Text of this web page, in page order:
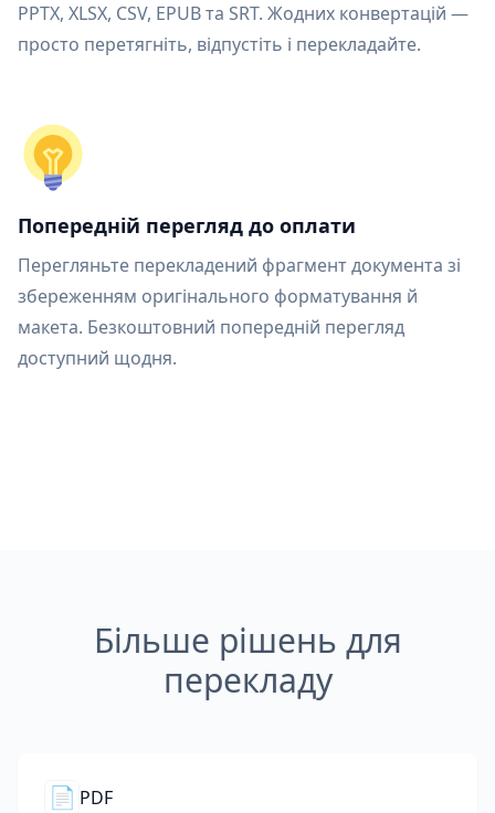
PPTX, XLSX, CSV, EPUB та SRT. Жодних конвертацій —
просто перетягніть, відпустіть і перекладайте.
Попередній перегляд до оплати
Перегляньте перекладений фрагмент документа зі
збереженням оригінального форматування й
макета. Безкоштовний попередній перегляд
доступний щодня.
Більше рішень для
перекладу
📄 PDF